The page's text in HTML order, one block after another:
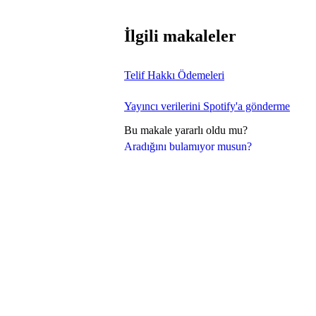
Aradığını bulamıyor musun?
İlgili makaleler
Telif Hakkı Ödemeleri
Yayıncı verilerini Spotify'a gönderme
Bu makale yararlı oldu mu?